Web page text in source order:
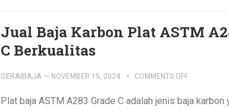
Jual Baja Karbon Plat ASTM
C Berkualitas
GERAIBAJA — NOVEMBER 15, 2024 COMMENTS OFF
Plat baja ASTM A283 Grade C adalah jenis baja karbon